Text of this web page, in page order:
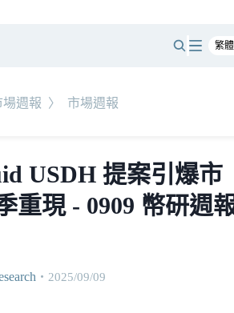
場週報 〉 市場週報
USDH 提案引爆市
重現 - 0909 幣研週
・ 2025/09/09